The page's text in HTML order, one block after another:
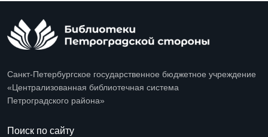
Санкт-Петербургское государственное бюджетное учреждение
«Централизованная библиотечная система
Петроградского района»
Поиск по сайту